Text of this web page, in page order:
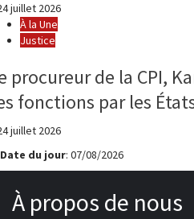
juillet 2026
À la Une
Justice
procureur de la CPI,
fonctions par les
juillet 2026
Date du jour: 07/08/2026
À propos de nous